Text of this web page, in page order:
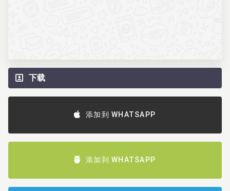
下载
添加到 WHATSAPP
添加到 WHATSAPP